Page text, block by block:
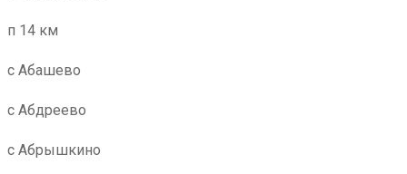
п 14 км
с Абашево
с Абдреево
с Абрышкино